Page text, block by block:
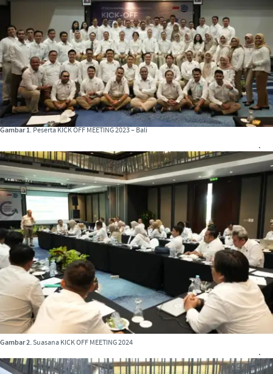
Gambar 1. Peserta KICK OFF MEETING 2023 – Bali
.
Gambar 2.Suasana KICK OFF MEETING 2024
.